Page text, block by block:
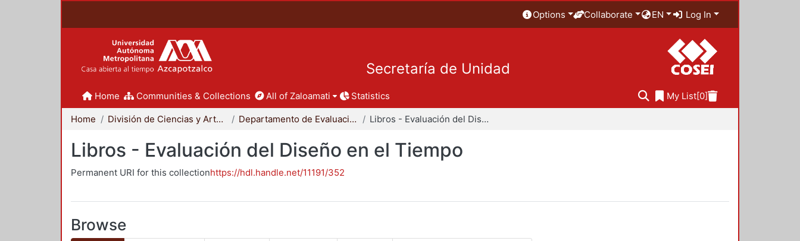
Options Collaborate EN Log In
Secretaría de Unidad
Home Communities & Collections All of Zaloamati Statistics My List[0]
Home División de Ciencias y Artes para el Diseño Departamento de Evaluación del Diseño en el Tiempo Libros - Evaluación del Diseño en el Tiempo
Libros - Evaluación del Diseño en el Tiempo
Permanent URI for this collectionhttps://hdl.handle.net/11191/352
Browse